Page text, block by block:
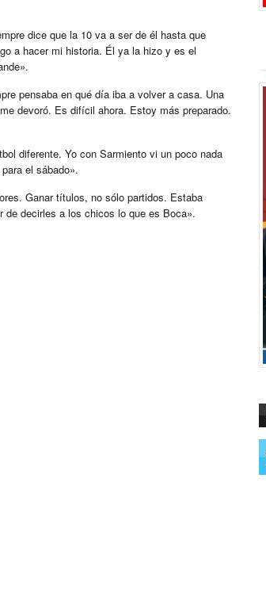
dice que la 10 va a ser de él hasta que
a hacer mi historia. Él ya la hizo y es el
pensaba en qué día iba a volver a casa. Una
devoró. Es difícil ahora. Estoy más preparado.
diferente. Yo con Sarmiento vi un poco nada
el sábado».
Ganar títulos, no sólo partidos. Estaba
de decirles a los chicos lo que es Boca».